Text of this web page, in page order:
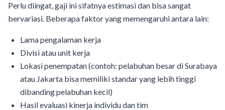
Perlu diingat, gaji ini sifatnya estimasi dan bisa sangat
bervariasi. Beberapa faktor yang memengaruhi antara lain:
Lama pengalaman kerja
Divisi atau unit kerja
Lokasi penempatan (contoh: pelabuhan besar di Surabaya
atau Jakarta bisa memiliki standar yang lebih tinggi
dibanding pelabuhan kecil)
Hasil evaluasi kinerja individu dan tim